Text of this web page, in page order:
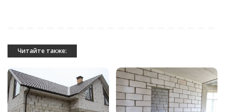
Читайте также: